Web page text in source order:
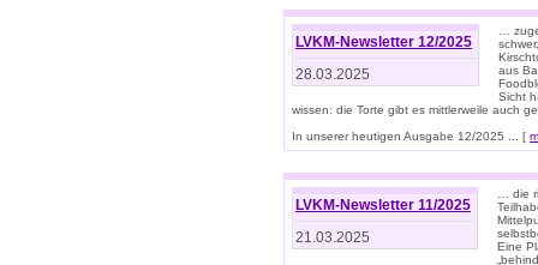
LVKM-Newsletter 12/2025
28.03.2025
…
aus
Sicht
wissen: die Torte gibt es mittlerweile auch
In unserer heutigen Ausgabe 12/2025 ... [
LVKM-Newsletter 11/2025
21.03.2025
… die
Eine